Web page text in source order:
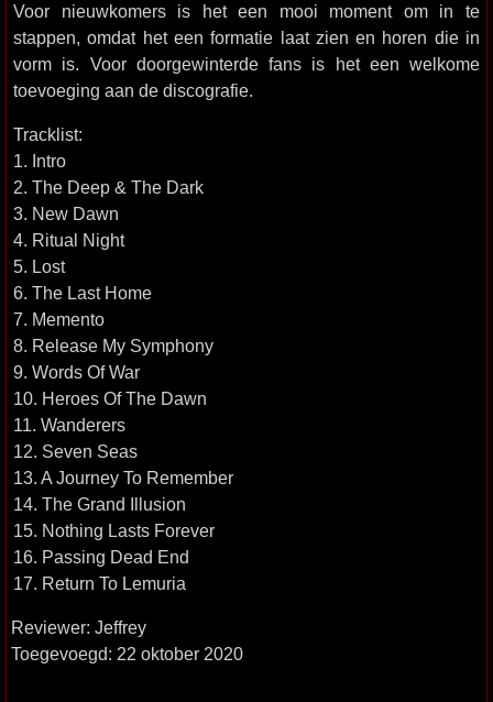
Voor nieuwkomers is het een mooi moment om in te
stappen, omdat het een formatie laat zien en horen die in
vorm is. Voor doorgewinterde fans is het een welkome
toevoeging aan de discografie.
Tracklist:
1. Intro
2. The Deep & The Dark
3. New Dawn
4. Ritual Night
5. Lost
6. The Last Home
7. Memento
8. Release My Symphony
9. Words Of War
10. Heroes Of The Dawn
11. Wanderers
12. Seven Seas
13. A Journey To Remember
14. The Grand Illusion
15. Nothing Lasts Forever
16. Passing Dead End
17. Return To Lemuria
Reviewer: Jeffrey
Toegevoegd: 22 oktober 2020